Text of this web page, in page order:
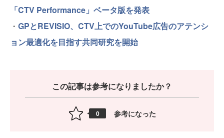
「CTV Performance」ベータ版を発表
・ GPとREVISIO、CTV上でのYouTube広告のアテンシ
ョン最適化を目指す共同研究を開始
この記事は参考になりましたか？
0 参考になった